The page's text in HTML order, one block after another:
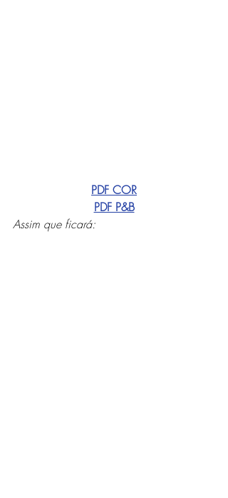
PDF COR
PDF P&B
Assim que ficará: